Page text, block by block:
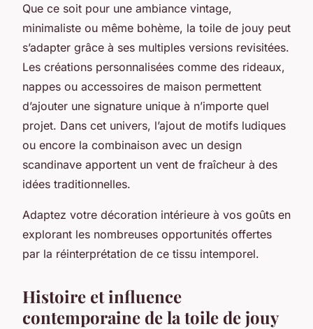
Que ce soit pour une ambiance vintage,
minimaliste ou même bohème, la toile de jouy peut
s’adapter grâce à ses multiples versions revisitées.
Les créations personnalisées comme des rideaux,
nappes ou accessoires de maison permettent
d’ajouter une signature unique à n’importe quel
projet. Dans cet univers, l’ajout de motifs ludiques
ou encore la combinaison avec un design
scandinave apportent un vent de fraîcheur à des
idées traditionnelles.
Adaptez votre décoration intérieure à vos goûts en
explorant les nombreuses opportunités offertes
par la réinterprétation de ce tissu intemporel.
Histoire et influence
contemporaine de la toile de jouy